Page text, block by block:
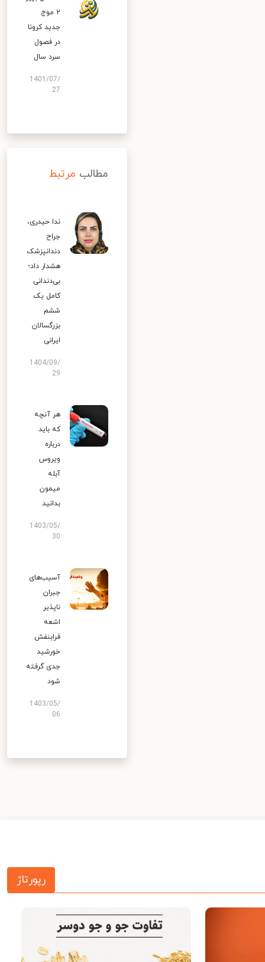
۲ موج
جدید کرونا
در فصول
سرد سال
1401/07/
27
مطالب مرتبط
ندا حیدری،
جراح
دندانپزشک
هشدار داد؛
بی‌دندانی
کامل یک
ششم
بزرگسالان
ایرانی
1404/09/
29
هر آنچه
که باید
درباره
ویروس
آبله
میمون
بدانید
1403/05/
30
آسیب‌های
جبران
ناپذیر
اشعه
فرابنفش
خورشید
جدی گرفته
شود
1403/05/
06
رپورتاژ